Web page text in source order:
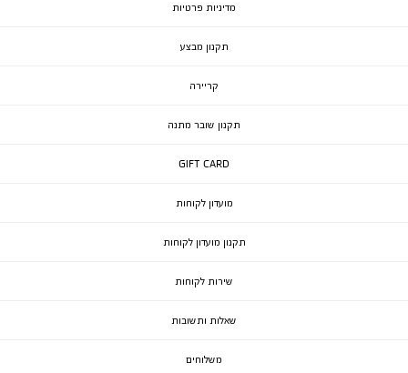
מדיניות פרטיות
תקנון מבצע
קריירה
תקנון שובר מתנה
GIFT CARD
מועדון לקוחות
תקנון מועדון לקוחות
שירות לקוחות
שאלות ותשובות
משלוחים